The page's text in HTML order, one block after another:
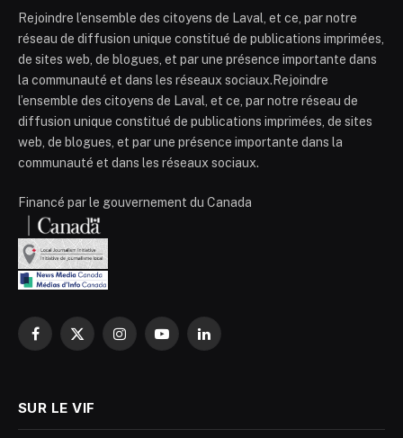
Rejoindre l’ensemble des citoyens de Laval, et ce, par notre
réseau de diffusion unique constitué de publications imprimées,
de sites web, de blogues, et par une présence importante dans
la communauté et dans les réseaux sociaux.Rejoindre
l’ensemble des citoyens de Laval, et ce, par notre réseau de
diffusion unique constitué de publications imprimées, de sites
web, de blogues, et par une présence importante dans la
communauté et dans les réseaux sociaux.
Financé par le gouvernement du Canada
Facebook
X
InstagramYouTubeLinkedIn
SUR LE VIF